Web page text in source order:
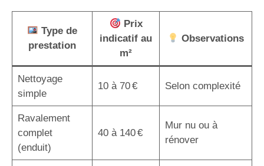
Type de
prestation
Prix
indicatif au
m²
Observations
Nettoyage
simple
10 à 70 € Selon complexité
Ravalement
complet
(enduit)
40 à 140 €
Mur nu ou à
rénover